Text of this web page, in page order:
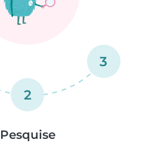
2
3
Pesquise